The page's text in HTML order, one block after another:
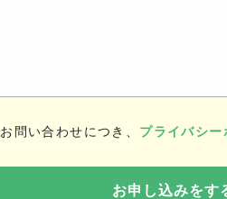
お問い合わせにつき、 プライバシー